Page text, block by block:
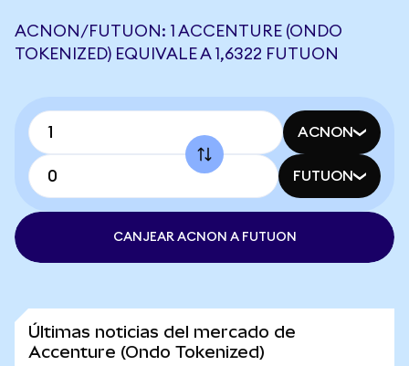
ACNON/FUTUON: 1 ACCENTURE (ONDO
TOKENIZED) EQUIVALE A 1,6322 FUTUON
ACNON
FUTUON
CANJEAR ACNON A FUTUON
Últimas noticias del mercado de
Accenture (Ondo Tokenized)